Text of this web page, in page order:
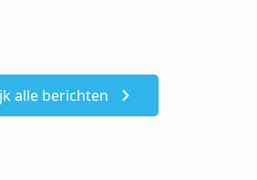
alle berichten